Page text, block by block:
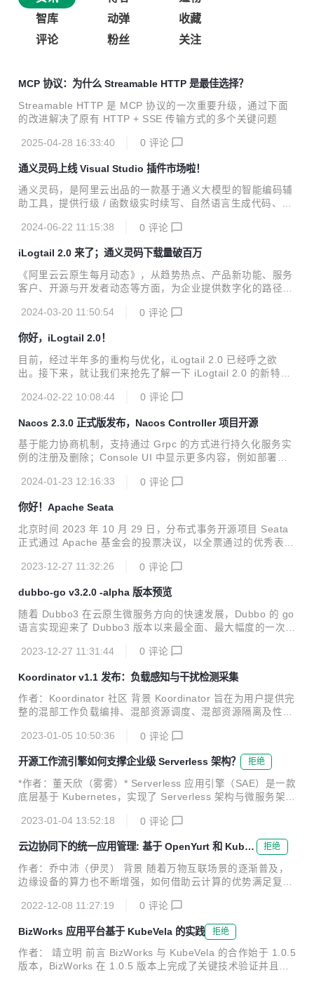
智库
动弹
收藏
评论
粉丝 关注
MCP 协议：为什么 Streamable HTTP 是最佳选择？
Streamable HTTP 是 MCP 协议的一次重要升级，通过下面
的改进解决了原有 HTTP + SSE 传输方式的多个关键问题
2025-04-28 16:33:40 0 评论
通义灵码上线 Visual Studio 插件市场啦！
通义灵码，是阿里云出品的一款基于通义大模型的智能编码辅
助工具，提供行级 / 函数级实时续写、自然语言生成代码、单
答、异常报错排查等能力，提供代码智能生成、研发智能问答
2024-06-22 11:15:38 0 评论
iLogtail 2.0 来了；通义灵码下载量破百万
《阿里云云原生每月动态》，从趋势热点、产品新功能、服务
客户、开源与开发者动态等方面，为企业提供数字化的路径与
2024-03-20 11:50:54
0 评论
你好，iLogtail 2.0！
目前，经过半年多的重构与优化，iLogtail 2.0 已经呼之欲
出。接下来，就让我们来抢先了解一下 iLogtail 2.0 的新特性
2024-02-22 10:08:44
0 评论
Nacos 2.3.0 正式版发布，Nacos Controller 项目开源
基于能力协商机制，支持通过 Grpc 的方式进行持久化服务实
例的注册及删除；Console UI 中显示更多内容，例如部署模
2024-01-23 12:16:33
0 评论
你好！Apache Seata
北京时间 2023 年 10 月 29 日，分布式事务开源项目 Seata
正式通过 Apache 基金会的投票决议，以全票通过的优秀表现
2023-12-27 11:32:26
0 评论
dubbo-go v3.2.0 -alpha 版本预览
随着 Dubbo3 在云原生微服务方向的快速发展，Dubbo 的 go
语言实现迎来了 Dubbo3 版本以来最全面、最大幅度的一次升
测能力等。
2023-12-27 11:31:44 0 评论
Koordinator v1.1 发布：负载感知与干扰检测采集
作者：Koordinator 社区 背景 Koordinator 旨在为用户提供完
整的混部工作负载编排、混部资源调度、混部资源隔离及性能
空闲节点资源并分配给真正有需要的计算任务，从而提高全局
的资源利用效率。 从 2022 年 4 月发布以来，Koordinator 迄
今一共迭代发布了 9 个版本。项目经历的大半年发展过程中，
社区吸纳了包括阿里巴巴、小米、小红书、爱奇艺、360、有
赞等在内的大量优秀工程师，贡献了众多的想法、代码和场
布 Koordinator v1.1 正式发...
2023-01-05 10:50:36 0 评论
开源工作流引擎如何支撑企业级 Serverless 架构？ 拒绝
*作者：董天欣（雾雾）* Serverless 应用引擎（SAE）是一款
底层基于 Kubernetes，实现了 Serverless 架构与微服务架构
程中也遇到了许多挑战。如何在蓬勃发展的云原生时代中解决
这些挑战，并进行可靠快速的云架构升级？SAE 团队和 Kube
Vela 社区针对这些挑战开展了紧密合作，并给出了云原生下的
开源可复制解决方案——KubeVela Workflow。 本文将详细介
绍 SAE 使用 KubeVela Workflow 进行架构升级的解决方案，
挑...
2023-01-04 13:52:18 0 评论
云边协同下的统一应用管理: 基于 OpenYurt 和 KubeV
ela 的解决方案
拒绝
作者：乔中沛（伊灵） 背景 随着万物互联场景的逐渐普及，
边缘设备的算力也不断增强，如何借助云计算的优势满足复杂
新的技术挑战，“云边协同”正在逐渐成为新的技术焦点。本文
将围绕 CNCF 的两大开源项目 KubeVela 和 OpenYurt，以一
个实际的 Helm 应用交付的场景，为大家介绍云边协同的解决
方案。 OpenYurt 专注于以无侵入的方式将 Kubernetes 扩展
到边缘计算领域。OpenYurt 依托原生 Kubernetes 的容器编
2022-12-08 11:27:19 0 评论
BizWorks 应用平台基于 KubeVela 的实践 拒绝
作者： 靖立明 前言 BizWorks 与 KubeVela 的合作始于 1.0.5
版本，BizWorks 在 1.0.5 版本上完成了关键技术验证并且在